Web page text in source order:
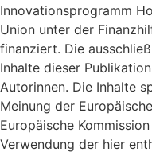
Innovationsprogramm
Union unter der
finanziert. Die
Inhalte dieser
Autorinnen. Die Inhalte
Meinung der
Europäische
Verwendung der hier